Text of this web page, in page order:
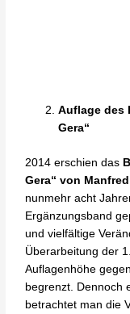
Auflage des
Gera“
2014 erschien das
Gera“ von
nunmehr acht
Ergänzungsband
und vielfältige
Überarbeitung der
Auflagenhöhe
begrenzt. Dennoch
betrachtet man die